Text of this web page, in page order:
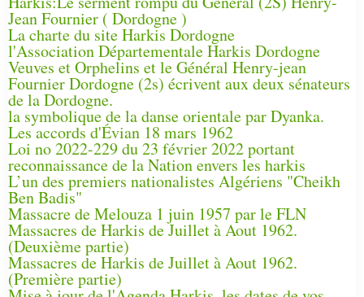
Jean Fournier ( Dordogne )
La charte du site Harkis Dordogne
l'Association Départementale Harkis Dordogne
Veuves et Orphelins et le Général Henry-jean
Fournier Dordogne (2s) écrivent aux deux sénateurs
de la Dordogne.
la symbolique de la danse orientale par Dyanka.
Les accords d'Évian 18 mars 1962
Loi no 2022-229 du 23 février 2022 portant
reconnaissance de la Nation envers les harkis
L’un des premiers nationalistes Algériens "Cheikh
Ben Badis"
Massacre de Melouza 1 juin 1957 par le FLN
Massacres de Harkis de Juillet à Aout 1962.
(Deuxième partie)
Massacres de Harkis de Juillet à Aout 1962.
(Première partie)